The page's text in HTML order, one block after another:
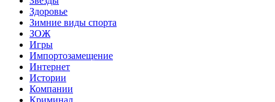
Здоровье
Зимние виды спорта
ЗОЖ
Игры
Импортозамещение
Интернет
Истории
Компании